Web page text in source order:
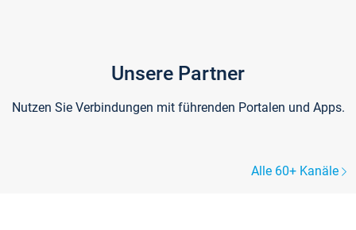
Unsere Partner
Nutzen Sie Verbindungen mit führenden Portalen und Apps.
Alle 60+ Kanäle